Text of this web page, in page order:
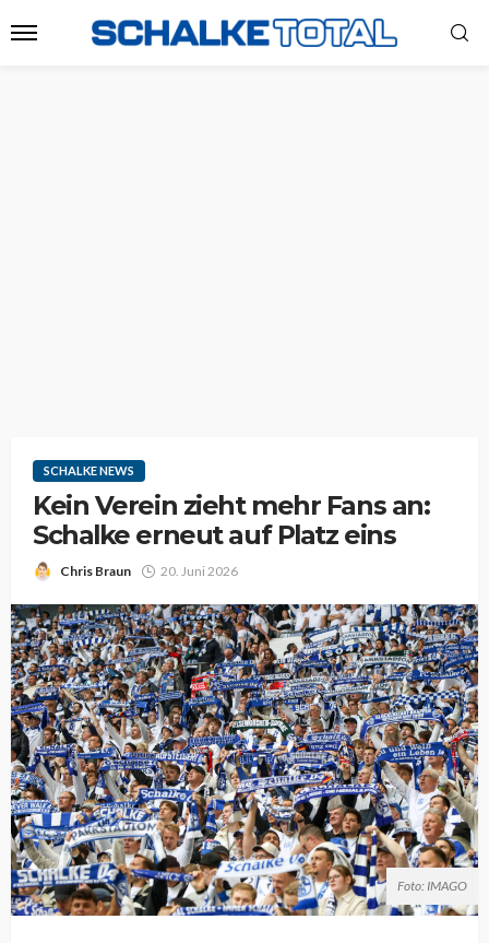
SCHALKE NEWS
Kein Verein zieht mehr Fans an:
Schalke erneut auf Platz eins
Chris Braun 20. Juni 2026
Foto: IMAGO